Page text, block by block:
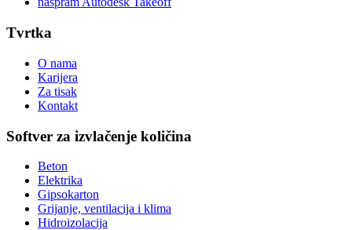
Tvrtka
O nama
Karijera
Za tisak
Kontakt
Softver za izvlačenje količina
Beton
Elektrika
Gipsokarton
Grijanje, ventilacija i klima
Hidroizolacija